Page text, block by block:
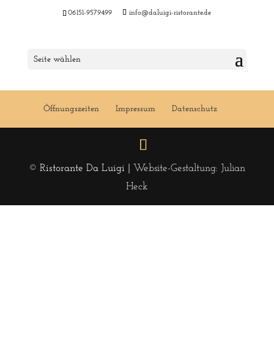
06151-9579499 info@daluigi-ristorante.de
Seite wählen
Öffnungszeiten Impressum Datenschutz
© Ristorante Da Luigi |
Website-Gestaltung: Julian
Heck